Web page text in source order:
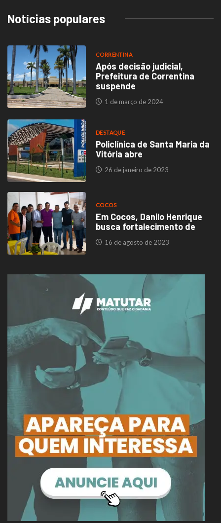
Notícias populares
CORRENTINA
Após decisão judicial,
Prefeitura de Correntina
suspende
1 de março de 2024
DESTAQUE
Policlínica de Santa Maria da
Vitória abre
26 de janeiro de 2023
COCOS
Em Cocos, Danilo Henrique
busca fortalecimento de
16 de agosto de 2023